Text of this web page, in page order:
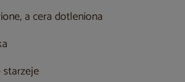
a cera dotleniona